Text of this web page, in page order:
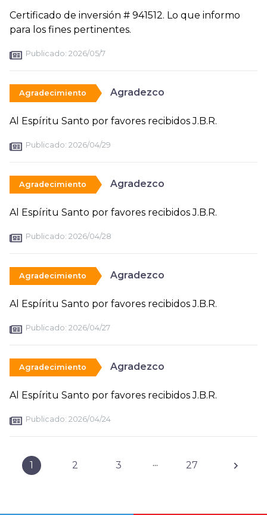
Certificado de inversión # 941512. Lo que informo
para los fines pertinentes.
Publicado: 2026/05/7
Agradecimiento Agradezco
Al Espíritu Santo por favores recibidos J.B.R.
Publicado: 2026/04/29
Agradecimiento Agradezco
Al Espíritu Santo por favores recibidos J.B.R.
Publicado: 2026/04/28
Agradecimiento Agradezco
Al Espíritu Santo por favores recibidos J.B.R.
Publicado: 2026/04/27
Agradecimiento Agradezco
Al Espíritu Santo por favores recibidos J.B.R.
Publicado: 2026/04/24
1 2 3 ... 27